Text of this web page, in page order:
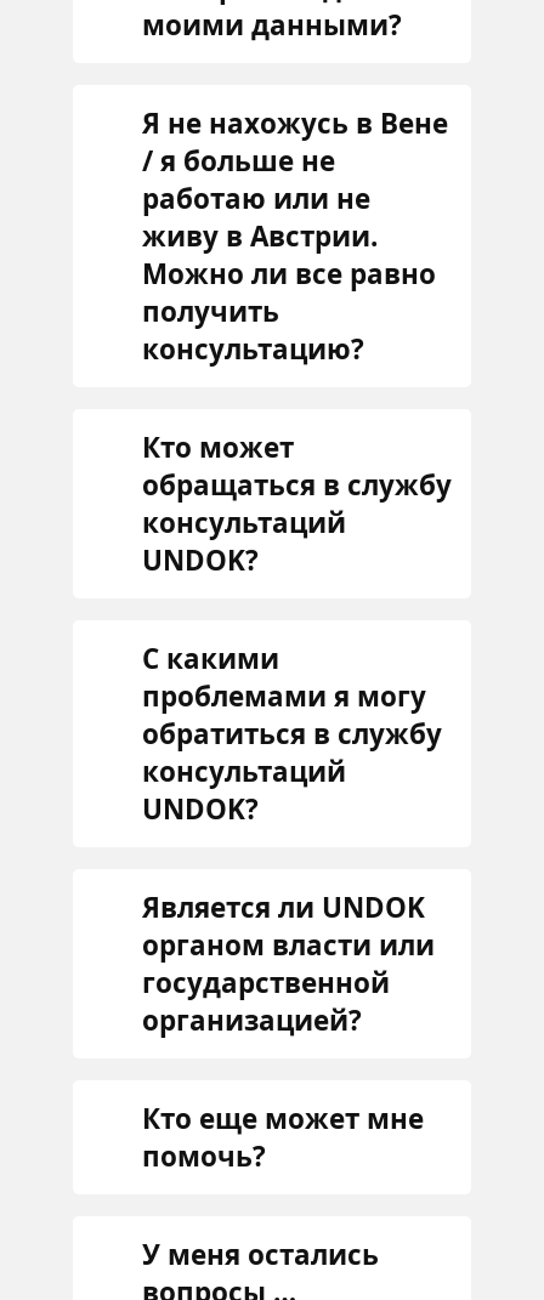
моими данными?
Я не нахожусь в Вене
/ я больше не
работаю или не
живу в Австрии.
Можно ли все равно
получить
консультацию?
Кто может
обращаться в службу
консультаций
UNDOK?
С какими
проблемами я могу
обратиться в службу
консультаций
UNDOK?
Является ли UNDOK
органом власти или
государственной
организацией?
Кто еще может мне
помочь?
У меня остались
вопросы …